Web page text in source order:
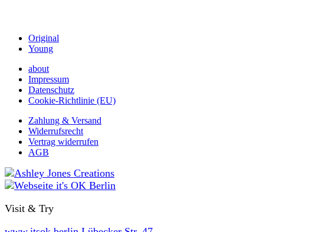
Original
Young
about
Impressum
Datenschutz
Cookie-Richtlinie (EU)
Zahlung & Versand
Widerrufsrecht
Vertrag widerrufen
AGB
Visit & Try